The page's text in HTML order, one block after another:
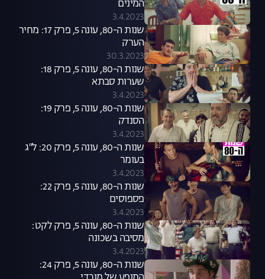
המינים
3.4.2023
שנות ה-80, עונה 5, פרק 17: מחיר
הערק
30.3.2023
שנות ה-80, עונה 5, פרק 18:
שערות סבתא
3.4.2023
שנות ה-80, עונה 5, פרק 19:
הסנדק
3.4.2023
שנות ה-80, עונה 5, פרק 20: ל"ג
בעומר
3.4.2023
שנות ה-80, עונה 5, פרק 22:
פספוסים
3.4.2023
שנות ה-80, עונה 5, פרק לקט:
מסיבה בשכונה
3.4.2023
שנות ה-80, עונה 5, פרק 24: